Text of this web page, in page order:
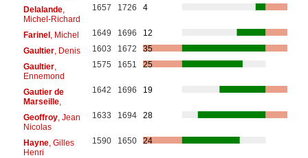
Delalande,
Michel-Richard
1657 1726 4
Farinel, Michel 1649 1696
12
Gaultier, Denis 1603 1672
35
Gaultier,
Ennemond
1575 1651 25
Gautier de
Marseille,
1642 1696 19
Geoffroy, Jean
Nicolas
1633 1694 28
Hayne, Gilles
Henri
1590 1650 24